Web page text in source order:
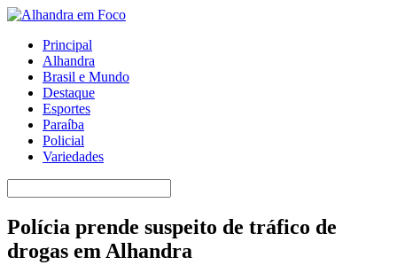
Principal
Alhandra
Brasil e Mundo
Destaque
Esportes
Paraíba
Policial
Variedades
Polícia prende suspeito de tráfico de
drogas em Alhandra